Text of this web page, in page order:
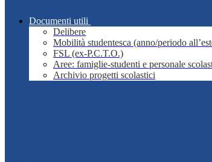
Documenti utili
Delibere
Mobilità studentesca (anno/periodo
FSL (ex-P.C.T.O.)
Aree: famiglie-studenti e personale
Archivio progetti scolastici